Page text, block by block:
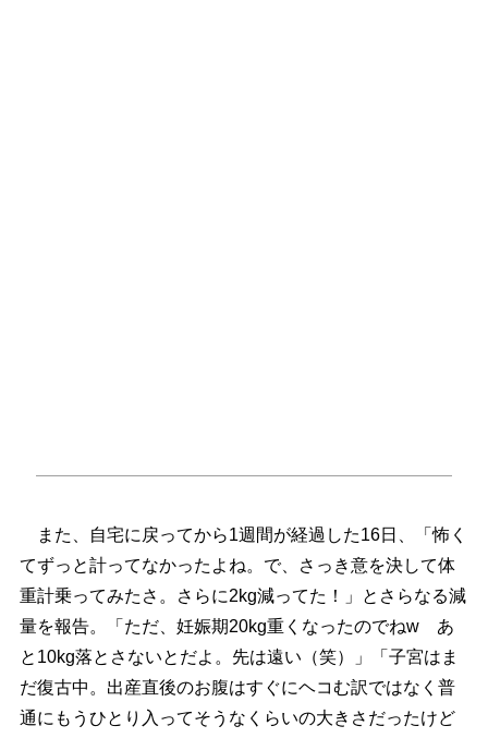
また、自宅に戻ってから1週間が経過した16日、「怖く
てずっと計ってなかったよね。で、さっき意を決して体
重計乗ってみたさ。さらに2kg減ってた！」とさらなる減
量を報告。「ただ、妊娠期20kg重くなったのでねw あ
と10kg落とさないとだよ。先は遠い（笑）」「子宮はま
だ復古中。出産直後のお腹はすぐにヘコむ訳ではなく普
通にもうひとり入ってそうなくらいの大きさだったけど